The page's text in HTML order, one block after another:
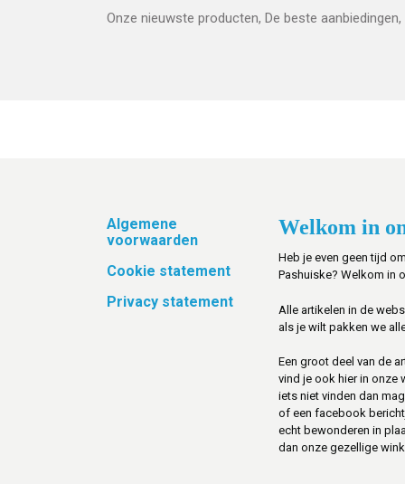
Onze nieuwste producten, De beste
Footer
Algemene
voorwaarden
Cookie statement
Privacy statement
Welkom in
Heb je even geen tijd
Pashuiske? Welkom in
Alle artikelen in de
als je wilt pakken we
Een groot deel van de
vind je ook hier in onze
iets niet vinden dan
of een facebook
echt bewonderen in
dan onze gezellige